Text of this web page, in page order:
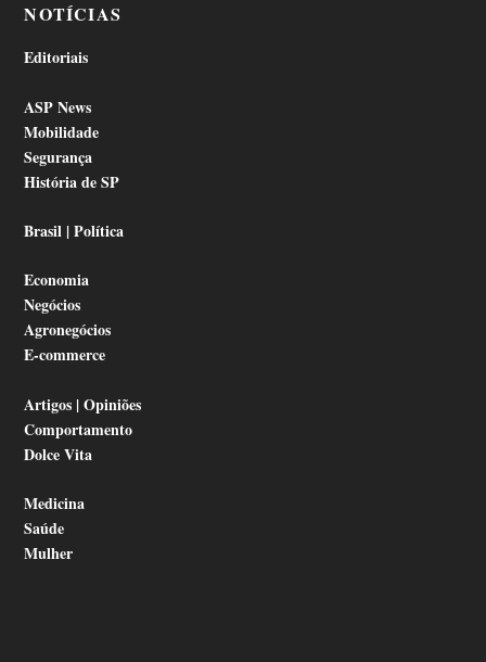
NOTÍCIAS
Editoriais
ASP News
Mobilidade
Segurança
História de SP
Brasil | Política
Economia
Negócios
Agronegócios
E-commerce
Artigos | Opiniões
Comportamento
Dolce Vita
Medicina
Saúde
Mulher